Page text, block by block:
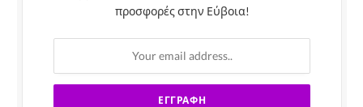
προσφορές στην Εύβοια!